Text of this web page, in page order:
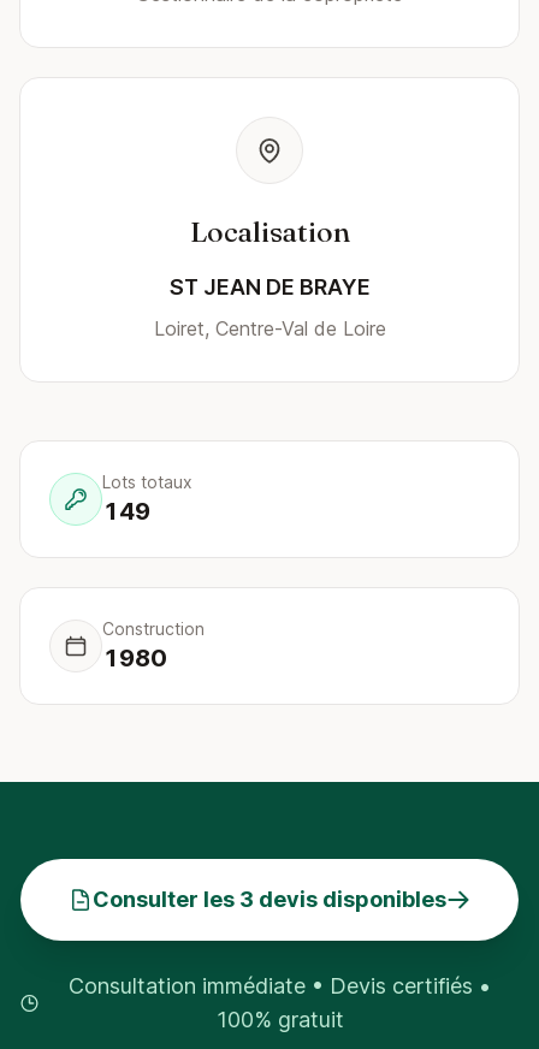
Localisation
ST JEAN DE BRAYE
Loiret, Centre-Val de Loire
Lots totaux
149
Construction
1980
Consulter les 3 devis disponibles
Consultation immédiate • Devis certifiés •
100% gratuit